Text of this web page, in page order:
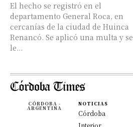
El hecho se registró en el
departamento General Roca, en
cercanías de la ciudad de Huinca
Renancó. Se aplicó una multa y se
le...
CÓRDOBA -
ARGENTINA
NOTICIAS
Córdoba
Interior